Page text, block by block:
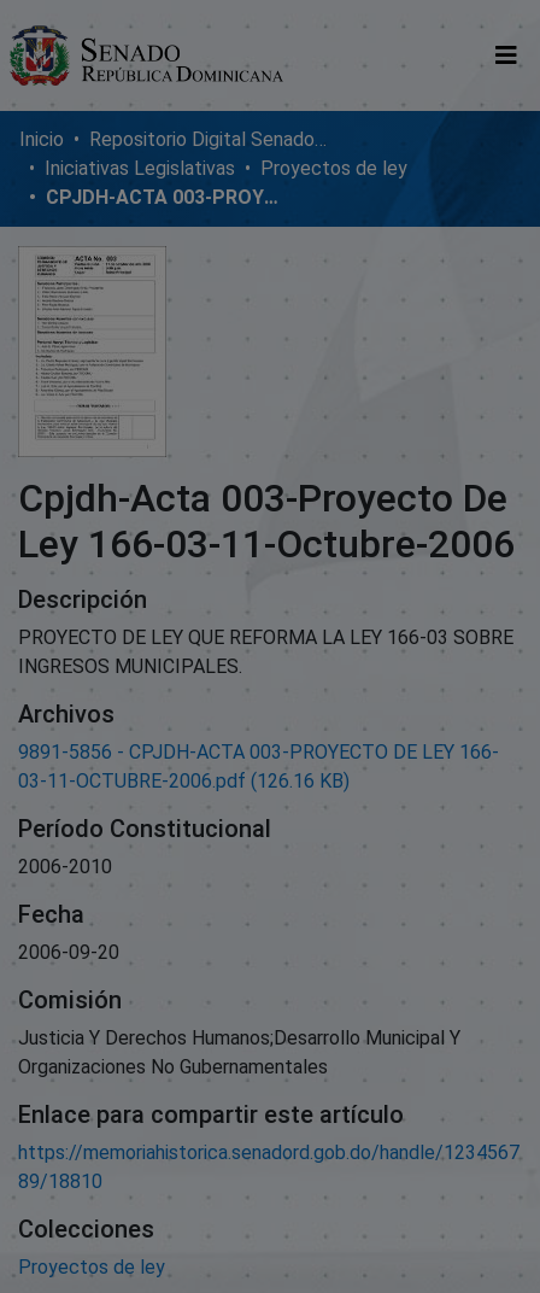
Comunidades
Glosario
Nosotros
Inicio
Repositorio Digital SenadoRD
Iniciativas Legislativas
Proyectos de ley
CPJDH-ACTA 003-PROYECTO DE LEY 166-03-11-OCTUBRE-2006
Cpjdh-Acta 003-Proyecto De
Ley 166-03-11-Octubre-2006
Descripción
PROYECTO DE LEY QUE REFORMA LA LEY 166-03 SOBRE
INGRESOS MUNICIPALES.
Archivos
9891-5856 - CPJDH-ACTA 003-PROYECTO DE LEY 166-
03-11-OCTUBRE-2006.pdf (126.16 KB)
Período Constitucional
2006-2010
Fecha
2006-09-20
Comisión
Justicia Y Derechos Humanos;Desarrollo Municipal Y
Organizaciones No Gubernamentales
Enlace para compartir este artículo
https://memoriahistorica.senadord.gob.do/handle/1234567
89/18810
Colecciones
Proyectos de ley